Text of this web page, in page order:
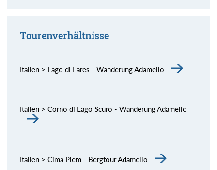
Tourenverhältnisse
Italien > Lago di Lares - Wanderung Adamello
Italien > Corno di Lago Scuro - Wanderung Adamello
Italien > Cima Plem - Bergtour Adamello